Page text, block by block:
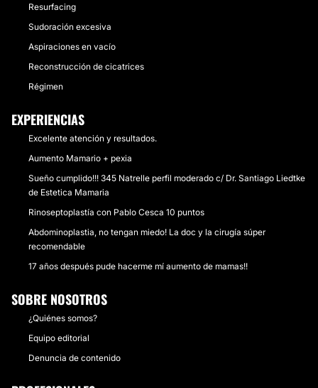
Resurfacing
Sudoración excesiva
Aspiraciones en vacío
Reconstrucción de cicatrices
Régimen
EXPERIENCIAS
Excelente atención y resultados.
Aumento Mamario + pexia
Sueño cumplido!!! 345 Natrelle perfil moderado c/ Dr. Santiago Liedtke
de Estetica Mamaria
Rinoseptoplastía con Pablo Cesca 10 puntos
Abdominoplastia, no tengan miedo! La doc y la cirugía súper
recomendable
17 años después pude hacerme mí aumento de mamas!!
SOBRE NOSOTROS
¿Quiénes somos?
Equipo editorial
Denuncia de contenido